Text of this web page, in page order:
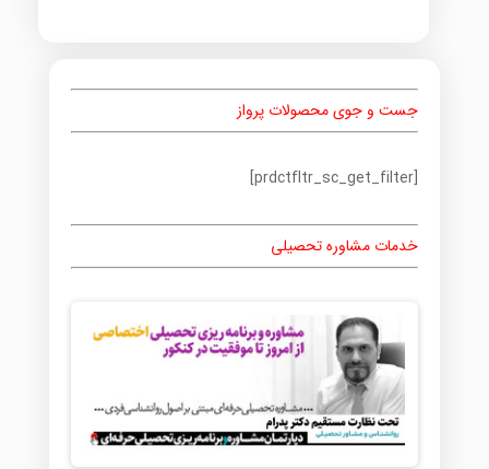
جست و جوی محصولات پرواز
[prdctfltr_sc_get_filter]
خدمات مشاوره تحصیلی